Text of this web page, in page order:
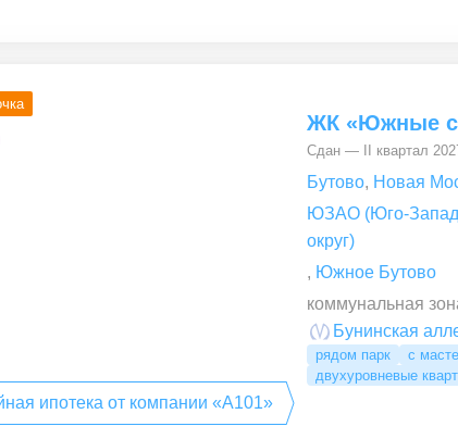
ЖК «Южные
Сдан — II квартал
Бутово, Новая
ЮЗАО (Юго-
округ)
, Южное Бутово
коммунальная
Бунинская
рядом парк
с
двухуровневые
ипотека от компании «А101»